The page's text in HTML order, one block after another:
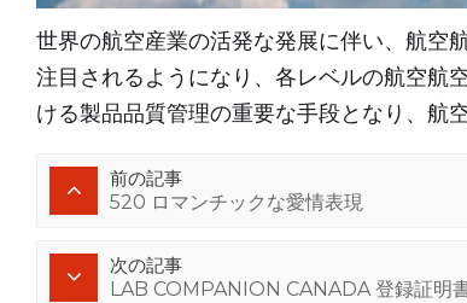
世界の航空産業の活発な発展に伴い、航空
注目されるようになり、各レベルの航空航
ける製品品質管理の重要な手段となり、航
前の記事
520 ロマンチックな愛情表現
次の記事
LAB COMPANION CANADA 登録証明